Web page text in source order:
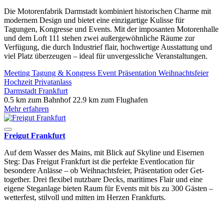
Die Motorenfabrik Darmstadt kombiniert historischen Charme mit
modernem Design und bietet eine einzigartige Kulisse für
Tagungen, Kongresse und Events. Mit der imposanten Motorenhalle
und dem Loft 111 stehen zwei außergewöhnliche Räume zur
Verfügung, die durch Industrief flair, hochwertige Ausstattung und
viel Platz überzeugen – ideal für unvergessliche Veranstaltungen.
Meeting Tagung & Kongress Event Präsentation Weihnachtsfeier
Hochzeit Privatanlass
Darmstadt Frankfurt
0.5 km zum Bahnhof 22.9 km zum Flughafen
Mehr erfahren
Freigut Frankfurt
Auf dem Wasser des Mains, mit Blick auf Skyline und Eisernen
Steg: Das Freigut Frankfurt ist die perfekte Eventlocation für
besondere Anlässe – ob Weihnachtsfeier, Präsentation oder Get-
together. Drei flexibel nutzbare Decks, maritimes Flair und eine
eigene Steganlage bieten Raum für Events mit bis zu 300 Gästen –
wetterfest, stilvoll und mitten im Herzen Frankfurts.